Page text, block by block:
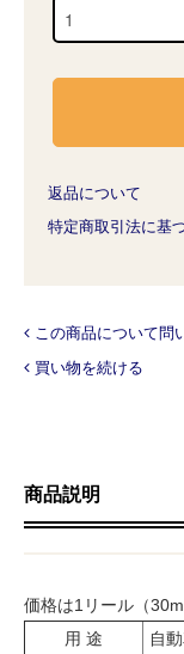
返品について
特定商取引法に基
この商品について問
買い物を続ける
商品説明
価格は1リール（30m
用 途
自